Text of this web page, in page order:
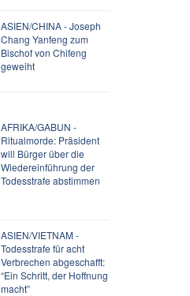
ASIEN/CHINA - Joseph
Chang Yanfeng zum
Bischof von Chifeng
geweiht
AFRIKA/GABUN -
Ritualmorde: Präsident
will Bürger über die
Wiedereinführung der
Todesstrafe abstimmen
ASIEN/VIETNAM -
Todesstrafe für acht
Verbrechen abgeschafft:
“Ein Schritt, der Hoffnung
macht”